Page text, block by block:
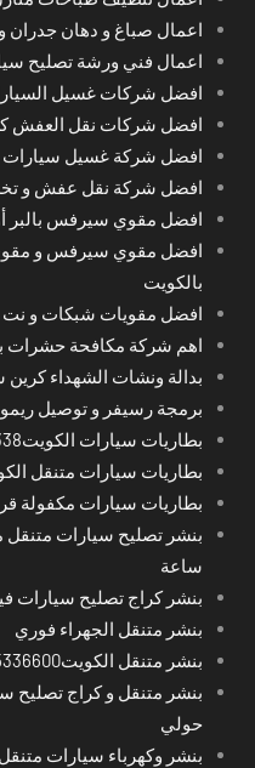
اعمال صباغ و دهان جدران
اعمال فني ورشة تصليح
افضل شركات غسيل
افضل شركات نقل العفش
افضل شركة غسيل سيارات
افضل شركة نقل عفش و
افضل مقوي سيرفس بالبر
افضل مقوي سيرفس و
بالكويت
افضل مقويات شبكات و
اهم شركة مكافحة حشرات
بدالة ونشات الشهداء
برمجة رسيفر و توصيل ريموت 24 ساعة في محافظات
بطاريات سيارات الكويت52227338
بطاريات سيارات متنقل
بطاريات سيارات مكفولة
ساعة
بنشر كراج تصليح سيارات
بنشر متنقل الجهراء فوري
بنشر متنقل الكويت55336600
بنشر متنقل و كراج تصليح
حولي
بنشر وكهرباء سيارات متنقل